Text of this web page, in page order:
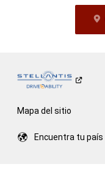
Mapa del sitio
Encuentra tu país